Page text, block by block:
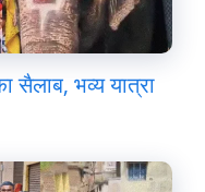
सैलाब, भव्य यात्रा